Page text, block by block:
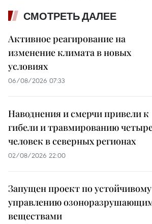
СМОТРЕТЬ ДАЛЕЕ
Активное реагирование на
изменение климата в новых
условиях
06/08/2026 07:33
Наводнения и смерчи привели к
гибели и травмированию
человек в северных регионах
02/08/2026 22:00
Запущен проект по устойчивому
управлению
веществами